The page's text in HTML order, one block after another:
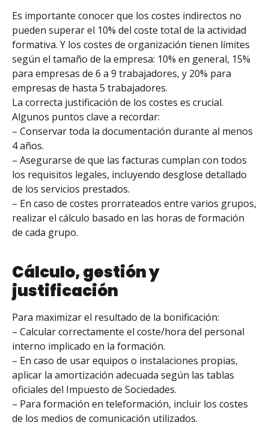
Es importante conocer que los costes indirectos no
pueden superar el 10% del coste total de la actividad
formativa. Y los costes de organización tienen límites
según el tamaño de la empresa: 10% en general, 15%
para empresas de 6 a 9 trabajadores, y 20% para
empresas de hasta 5 trabajadores.
La correcta justificación de los costes es crucial.
Algunos puntos clave a recordar:
– Conservar toda la documentación durante al menos
4 años.
– Asegurarse de que las facturas cumplan con todos
los requisitos legales, incluyendo desglose detallado
de los servicios prestados.
– En caso de costes prorrateados entre varios grupos,
realizar el cálculo basado en las horas de formación
de cada grupo.
Cálculo, gestión y
justificación
Para maximizar el resultado de la bonificación:
– Calcular correctamente el coste/hora del personal
interno implicado en la formación.
– En caso de usar equipos o instalaciones propias,
aplicar la amortización adecuada según las tablas
oficiales del Impuesto de Sociedades.
– Para formación en teleformación, incluir los costes
de los medios de comunicación utilizados.